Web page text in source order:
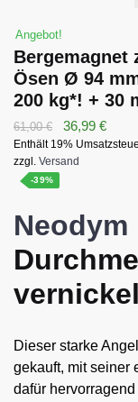
Angebot!
Bergemagnet
Ösen Ø 94
200 kg*! + 30
61,00€
Preis
war:
36,99 €
Preis
Enthält 19%
zzgl. Versand
-39%
Neodym
Dieser starke
gekauft, mit seiner
dafür